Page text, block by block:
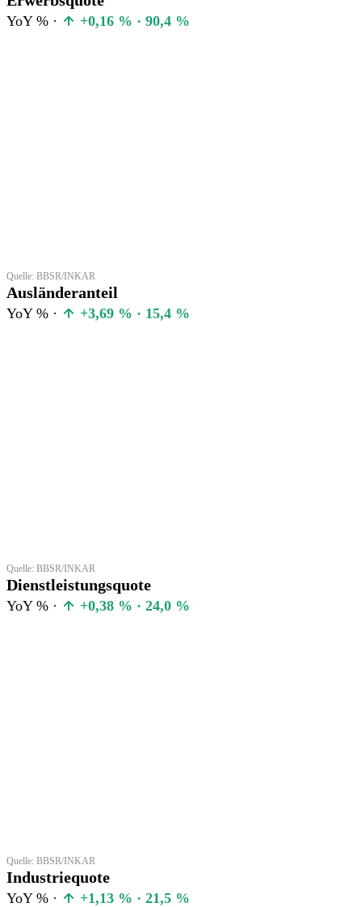
YoY % · +0,16 % · 90,4 %
Quelle: BBSR/INKAR
Ausländeranteil
YoY % · +3,69 % · 15,4 %
Quelle: BBSR/INKAR
Dienstleistungsquote
YoY % · +0,38 % · 24,0 %
Quelle: BBSR/INKAR
Industriequote
YoY % · +1,13 % · 21,5 %